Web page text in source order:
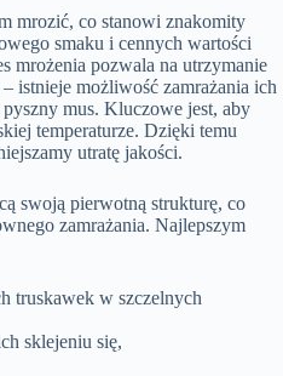
mrozić, co stanowi znakomity
smaku i cennych wartości
mrożenia pozwala na utrzymanie
istnieje możliwość zamrażania ich
mus. Kluczowe jest, aby
temperaturze. Dzięki temu
utratę jakości.
swoją pierwotną strukturę, co
zamrażania. Najlepszym
truskawek w szczelnych
sklejeniu się,